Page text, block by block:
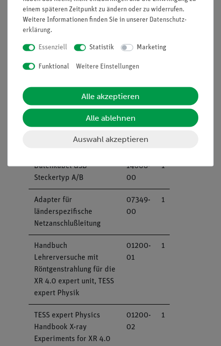
Leistungsaufnahme: 200 VA
Masse: 55 kg
PC-Steuerung über USB 2.0
separat erhältliche Röntgenröhre benötigt
(Cu 09057-51; Mo 09057-61; Fe 09057-71;
Lieferumfang
Datenkabel USB
Steckertyp A/B
14608-
00
1
Adapter für
länderspezifische
Netzanschlußleitung
07349-
00
1
Handbuch
Lehrerversuche mit
Röntgenstrahlung für die
XR 4.0 expert unit, TESS
expert Physik
01200-
01
1
TESS expert Physics
Handbook X-ray
Experiments for XR 4.0
01200-
02
1
einem späteren Zeitpunkt zu ändern oder zu widerrufen.
Weitere Informationen finden Sie in unserer Daten­schutz­
erklärung.
Essenziell Statistik Marketing
Funktional Weitere Einstellungen
Alle akzeptieren
Alle ablehnen
Auswahl akzeptieren